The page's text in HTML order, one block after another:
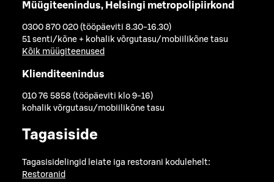
Müügiteenindus, Helsingi metropolipiirkond
0300 870 020 (tööpäeviti 8.30-16.30)
51 senti/kõne + kohalik võrgutasu/mobiilikõne tasu
Kõik müügiteenused
Klienditeenindus
010 76 5858 (tööpäeviti klo 9-16)
kohalik võrgutasu/mobiilikõne tasu
Tagasiside
Tagasisidelingid leiate iga restorani kodulehelt:
Restoranid